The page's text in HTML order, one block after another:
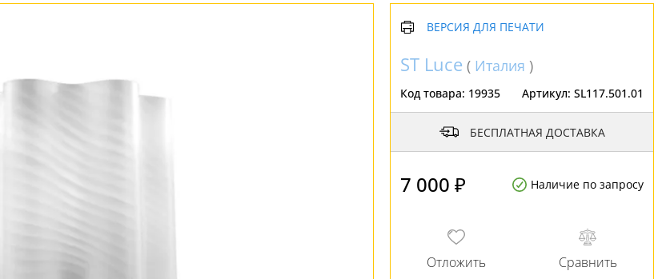
ВЕРСИЯ ДЛЯ ПЕЧАТИ
ST Luce ( Италия )
Код товара: 19935 Артикул: SL117.501.01
БЕСПЛАТНАЯ ДОСТАВКА
7 000 ₽ Наличие по запросу